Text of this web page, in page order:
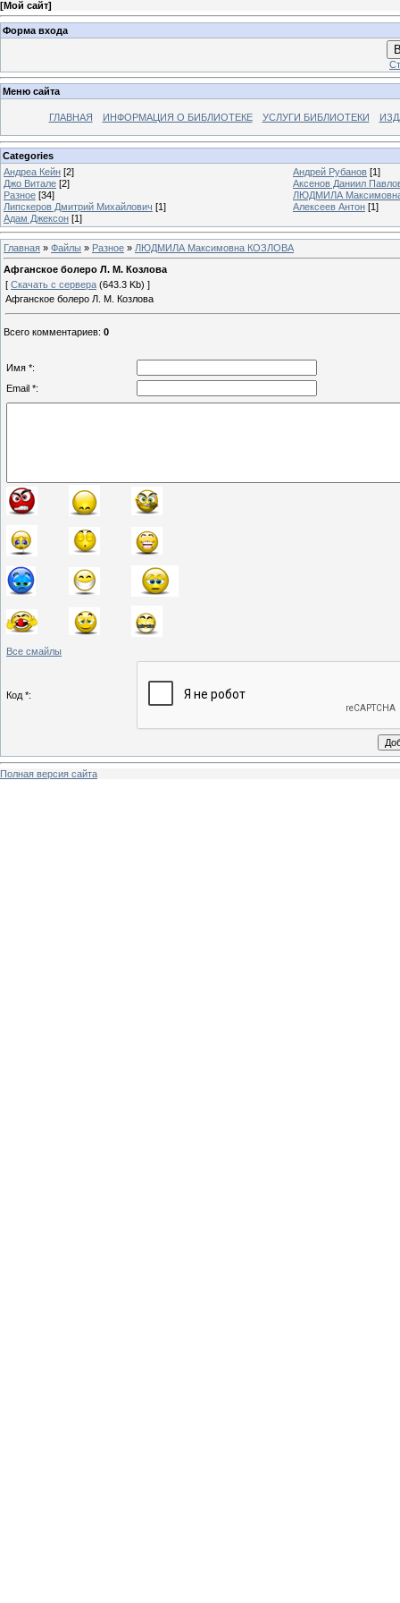
[Мой сайт]
Форма входа
Меню сайта
ГЛАВНАЯ ИНФОРМАЦИЯ О БИБЛИОТЕКЕ УСЛУГИ БИБЛИОТЕКИ
Categories
Андреа Кейн [2] Андрей Рубанов [1]
Джо Витале [2]
Аксенов Даниил
Разное [34]
ЛЮДМИЛА
Липскеров Дмитрий Михайлович [1] Алексеев Антон [1]
Адам Джексон [1]
Главная » Файлы » Разное » ЛЮДМИЛА Максимовна КОЗЛОВА
Афганское болеро Л. М. Козлова
[ Скачать с сервера (643.3 Kb) ]
Афганское болеро Л. М. Козлова
Всего комментариев: 0
Имя *:
Email *:
Все смайлы
Код *:
Полная версия сайта